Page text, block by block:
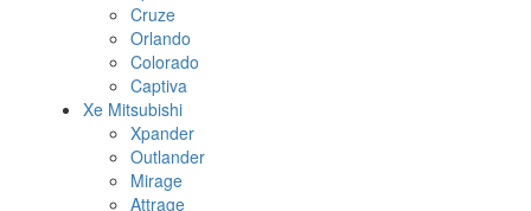
Cruze
Orlando
Colorado
Captiva
Xe Mitsubishi
Xpander
Outlander
Mirage
Attrage